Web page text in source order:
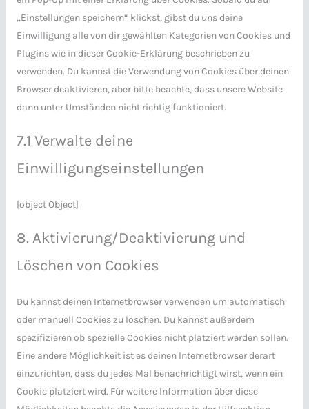
„Einstellungen speichern“ klickst, gibst du uns deine
Einwilligung alle von dir gewählten Kategorien von Cookies und
Plugins wie in dieser Cookie-Erklärung beschrieben zu
verwenden. Du kannst die Verwendung von Cookies über deinen
Browser deaktivieren, aber bitte beachte, dass unsere Website
dann unter Umständen nicht richtig funktioniert.
7.1 Verwalte deine
Einwilligungseinstellungen
[object Object]
8. Aktivierung/Deaktivierung und
Löschen von Cookies
Du kannst deinen Internetbrowser verwenden um automatisch
oder manuell Cookies zu löschen. Du kannst außerdem
spezifizieren ob spezielle Cookies nicht platziert werden sollen.
Eine andere Möglichkeit ist es deinen Internetbrowser derart
einzurichten, dass du jedes Mal benachrichtigt wirst, wenn ein
Cookie platziert wird. Für weitere Information über diese